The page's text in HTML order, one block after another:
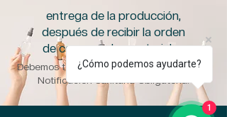
entrega de la producción,
después de recibir la orden
de compra y los materiales
Debemos tener el desarrollo aprobado y la
Notificación Sanitaria Obligatoria.
¿Cómo podemos ayudarte?
1